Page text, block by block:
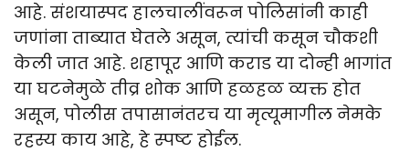
आहे. संशयास्पद हालचालींवरून पोलिसांनी काही
जणांना ताब्यात घेतले असून, त्यांची कसून चौकशी
केली जात आहे. शहापूर आणि कराड या दोन्ही भागांत
या घटनेमुळे तीव्र शोक आणि हळहळ व्यक्त होत
असून, पोलीस तपासानंतरच या मृत्यूमागील नेमके
रहस्य काय आहे, हे स्पष्ट होईल.